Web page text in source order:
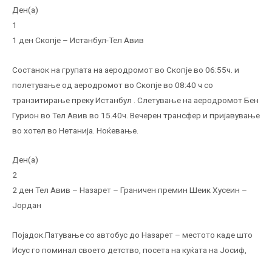
Ден(а)
1
1 ден Скопје – Истанбул-Тел Авив
Состанок на групата на аеродромот во Скопје во 06:55ч. и
полетување од аеродромот во Скопје во 08:40 ч со
транзитирање преку Истанбул . Слетување на аеродромот Бен
Гурион во Тел Авив во 15.40ч. Вечерен трансфер и пријавување
во хотел во Нетанија. Ноќевање.
Ден(а)
2
2 ден Тел Авив – Назарет – Граничен премин Шеик Хусеин –
Јордан
Појадок.Патување со автобус до Назарет – местото каде што
Исус го поминал своето детство, посета на куќата на Јосиф,